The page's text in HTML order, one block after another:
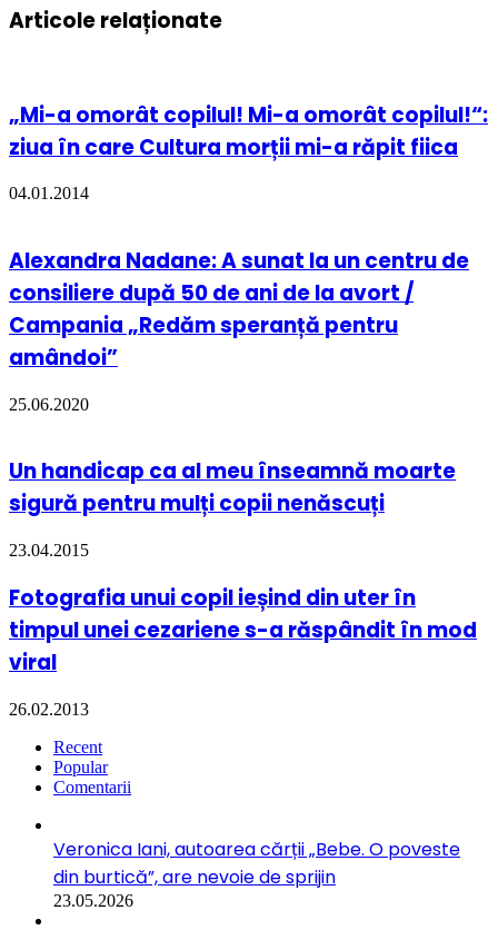
Articole relaționate
„Mi-a omorât copilul! Mi-a omorât copilul!“:
ziua în care Cultura morții mi-a răpit fiica
04.01.2014
Alexandra Nadane: A sunat la un centru de
consiliere după 50 de ani de la avort /
Campania „Redăm speranță pentru
amândoi”
25.06.2020
Un handicap ca al meu înseamnă moarte
sigură pentru mulți copii nenăscuți
23.04.2015
Fotografia unui copil ieșind din uter în
timpul unei cezariene s-a răspândit în mod
viral
26.02.2013
Recent
Popular
Comentarii
Veronica Iani, autoarea cărții „Bebe. O poveste
din burtică”, are nevoie de sprijin
23.05.2026